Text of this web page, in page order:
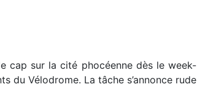
cap sur la cité phocéenne dès le week-
du Vélodrome. La tâche s’annonce rude